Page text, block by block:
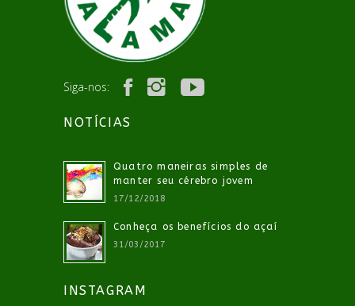
Siga-nos:
NOTÍCIAS
Quatro maneiras simples de
manter seu cérebro jovem
17/12/2018
Conheça os benefícios do açaí
31/03/2017
INSTAGRAM